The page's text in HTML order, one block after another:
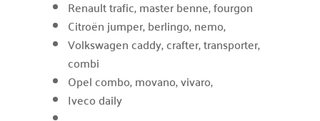
Renault trafic, master benne, fourgon
Citroën jumper, berlingo, nemo,
Volkswagen caddy, crafter, transporter,
combi
Opel combo, movano, vivaro,
Iveco daily